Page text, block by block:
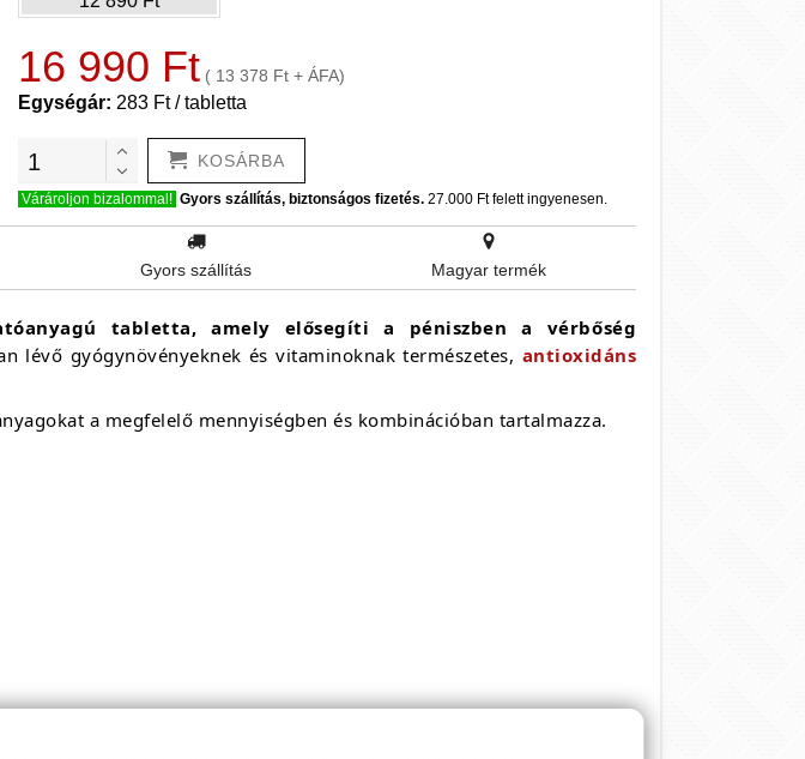
16 990 Ft ( 13 378 Ft + ÁFA)
Egységár: 283 Ft / tabletta
KOSÁRBA
Várároljon bizalommal! Gyors szállítás, biztonságos fizetés. 27.000 Ft felett ingyenesen.
Gyors szállítás Magyar termék
tabletta, amely elősegíti a péniszben a vérbőség
lévő gyógynövényeknek és vitaminoknak természetes, antioxidáns
a megfelelő mennyiségben és kombinációban tartalmazza.